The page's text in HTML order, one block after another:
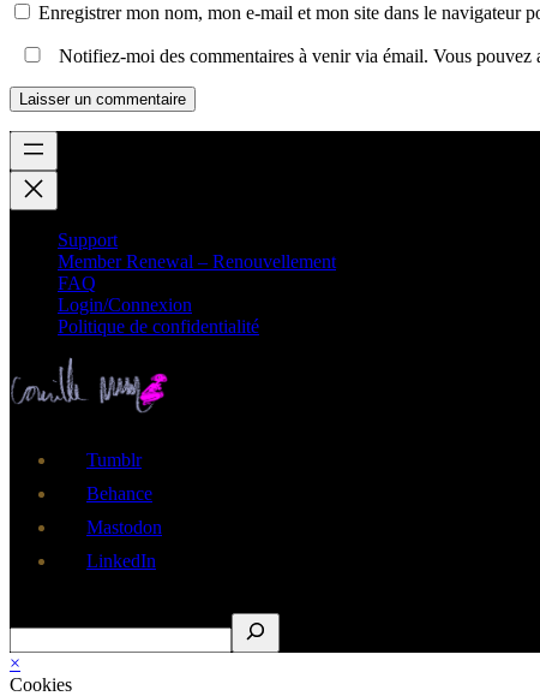
Enregistrer mon nom, mon e-mail et mon site dans le navigateur
Notifiez-moi des commentaires à venir via émail. Vous pouvez
Support
Member Renewal – Renouvellement
FAQ
Login/Connexion
Politique de confidentialité
Tumblr
Behance
Mastodon
LinkedIn
×
Cookies